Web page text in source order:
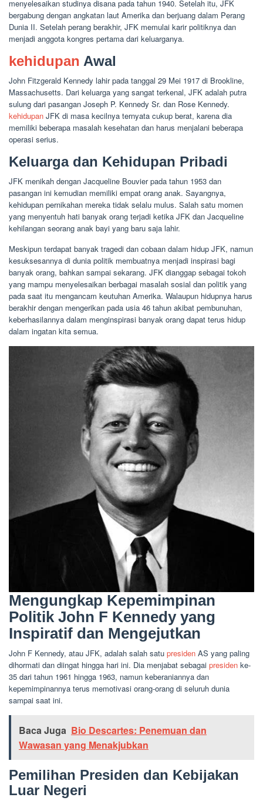
menyelesaikan studinya disana pada tahun 1940. Setelah itu, JFK
bergabung dengan angkatan laut Amerika dan berjuang dalam Perang
Dunia II. Setelah perang berakhir, JFK memulai karir politiknya dan
menjadi anggota kongres pertama dari keluarganya.
kehidupan Awal
John Fitzgerald Kennedy lahir pada tanggal 29 Mei 1917 di Brookline,
Massachusetts. Dari keluarga yang sangat terkenal, JFK adalah putra
sulung dari pasangan Joseph P. Kennedy Sr. dan Rose Kennedy.
kehidupan JFK di masa kecilnya ternyata cukup berat, karena dia
memiliki beberapa masalah kesehatan dan harus menjalani beberapa
operasi serius.
Keluarga dan Kehidupan Pribadi
JFK menikah dengan Jacqueline Bouvier pada tahun 1953 dan
pasangan ini kemudian memiliki empat orang anak. Sayangnya,
kehidupan pernikahan mereka tidak selalu mulus. Salah satu momen
yang menyentuh hati banyak orang terjadi ketika JFK dan Jacqueline
kehilangan seorang anak bayi yang baru saja lahir.
Meskipun terdapat banyak tragedi dan cobaan dalam hidup JFK, namun
kesuksesannya di dunia politik membuatnya menjadi inspirasi bagi
banyak orang, bahkan sampai sekarang. JFK dianggap sebagai tokoh
yang mampu menyelesaikan berbagai masalah sosial dan politik yang
pada saat itu mengancam keutuhan Amerika. Walaupun hidupnya harus
berakhir dengan mengerikan pada usia 46 tahun akibat pembunuhan,
keberhasilannya dalam menginspirasi banyak orang dapat terus hidup
dalam ingatan kita semua.
Mengungkap Kepemimpinan
Politik John F Kennedy yang
Inspiratif dan Mengejutkan
John F Kennedy, atau JFK, adalah salah satu presiden AS yang paling
dihormati dan diingat hingga hari ini. Dia menjabat sebagai presiden ke-
35 dari tahun 1961 hingga 1963, namun keberaniannya dan
kepemimpinannya terus memotivasi orang-orang di seluruh dunia
sampai saat ini.
Baca Juga Bio Descartes: Penemuan dan
Wawasan yang Menakjubkan
Pemilihan Presiden dan Kebijakan
Luar Negeri